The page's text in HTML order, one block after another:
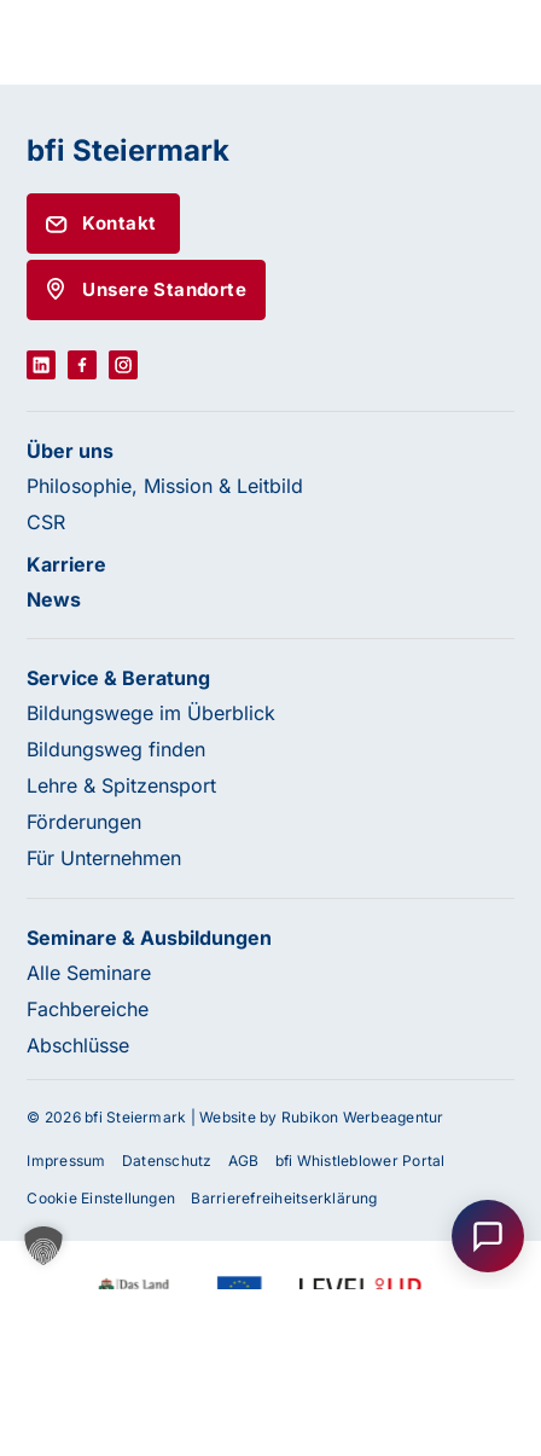
Haben Sie Fragen oder benötigen Sie
Unser Team ist gerne für Sie da! Nehmen Sie jetzt
Kontakt mit uns auf – wir freuen uns auf Ihre Anfrage.
bfi Steiermark
Kontakt
Unsere Standorte
Über uns
Philosophie, Mission & Leitbild
CSR
Karriere
News
Service & Beratung
Bildungswege im Überblick
Bildungsweg finden
Lehre & Spitzensport
Förderungen
Für Unternehmen
Seminare & Ausbildungen
Alle Seminare
Fachbereiche
Abschlüsse
© 2026 bfi Steiermark |Website by Rubikon Werbeagentur
Impressum Datenschutz AGB bfi Whistleblower Portal
Cookie Einstellungen Barrierefreiheitserklärung